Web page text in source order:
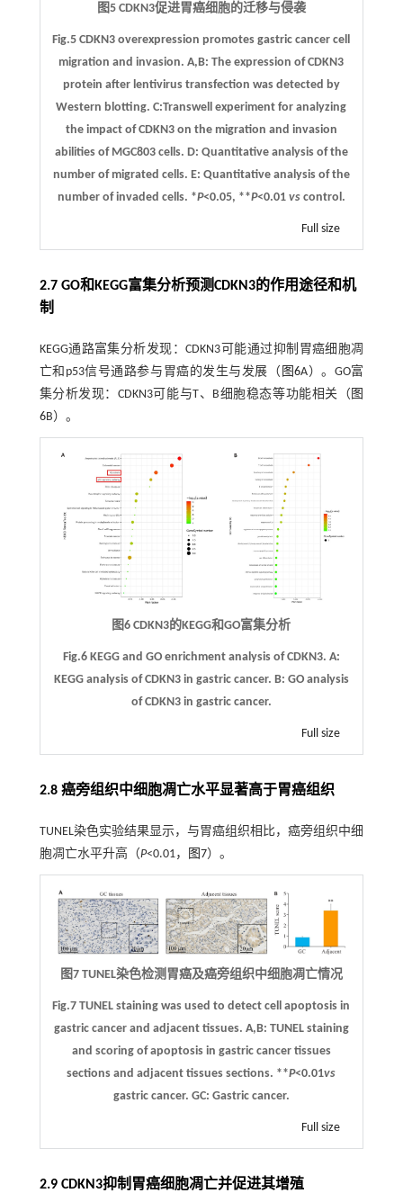
图5 CDKN3促进胃癌细胞的迁移与侵袭
Fig.5 CDKN3 overexpression promotes gastric cancer cell
migration and invasion.A,B: The expression of CDKN3
protein after lentivirus transfection was detected by
Western blotting.C:Transwell experiment for analyzing
the impact of CDKN3 on the migration and invasion
abilities of MGC803 cells. D: Quantitative analysis of the
number of migrated cells. E: Quantitative analysis of the
number of invaded cells. *P<0.05, **P<0.01 vscontrol.
Full size
2.7 GO和KEGG富集分析预测CDKN3的作用途径和机
制
KEGG通路富集分析发现：CDKN3可能通过抑制胃癌细胞凋
亡和p53信号通路参与胃癌的发生与发展（ 图6A）。GO富
集分析发现：CDKN3可能与T、B细胞稳态等功能相关（ 图
6B）。
图6 CDKN3的KEGG和GO富集分析
Fig.6 KEGG and GO enrichment analysis of CDKN3. A:
KEGG analysis of CDKN3 in gastric cancer. B: GO analysis
of CDKN3 in gastric cancer.
Full size
2.8 癌旁组织中细胞凋亡水平显著高于胃癌组织
TUNEL染色实验结果显示，与胃癌组织相比，癌旁组织中细
胞凋亡水平升高（P<0.01， 图7）。
图7 TUNEL染色检测胃癌及癌旁组织中细胞凋亡情况
Fig.7 TUNEL staining was used to detect cell apoptosis in
gastric cancer and adjacent tissues. A,B: TUNEL staining
and scoring of apoptosis in gastric cancer tissues
sections and adjacent tissues sections. **P<0.01vs
gastric cancer. GC: Gastric cancer.
Full size
2.9 CDKN3抑制胃癌细胞凋亡并促进其增殖